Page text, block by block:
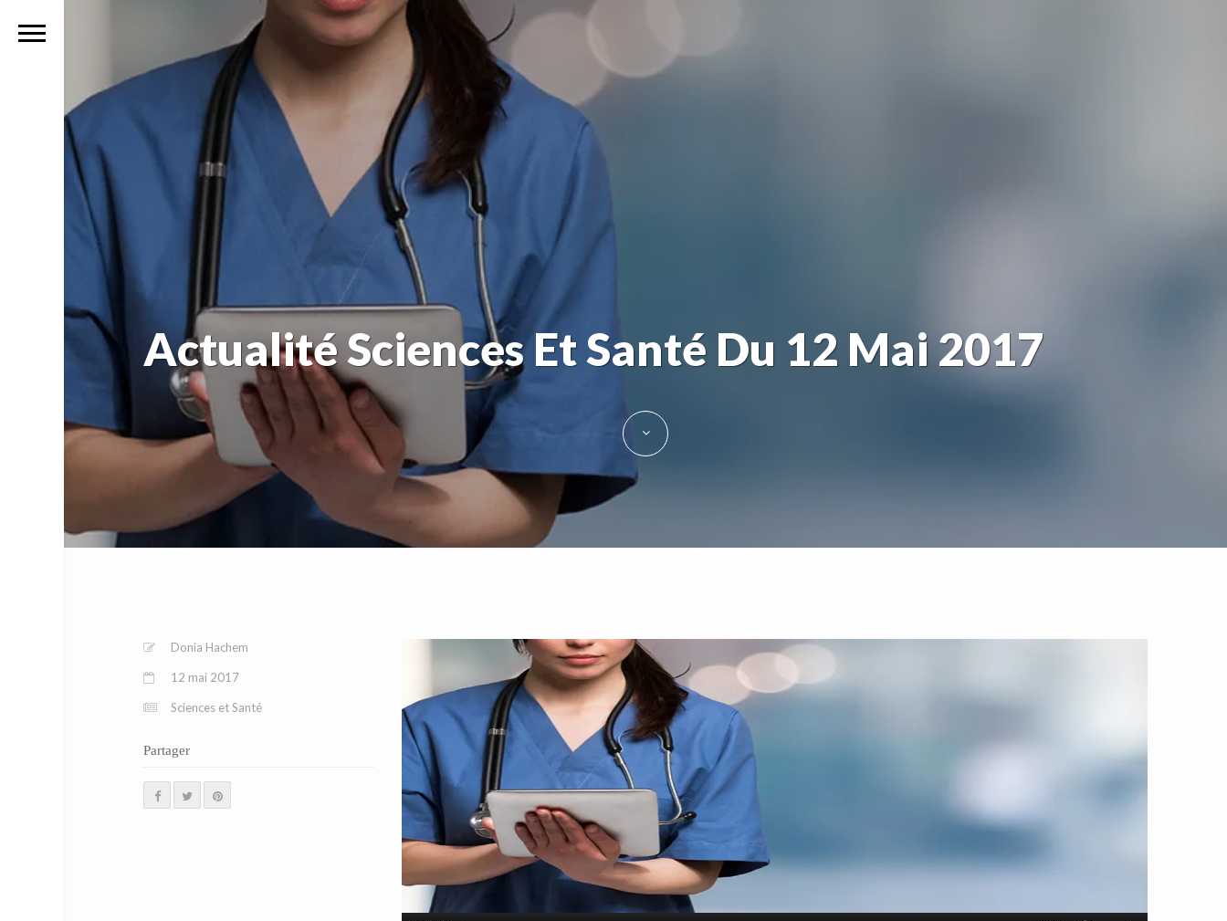
Actualité Sciences Et Santé Du 12 Mai 2017
Donia Hachem
12 mai 2017
Sciences et Santé
Partager